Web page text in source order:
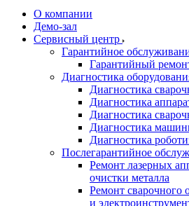
О компании
Демо-зал
Сервисный центр
Гарантийное
Гарантийный
Диагностика
Диагностика
Диагностика
Диагностика
Диагностика
Диагностика
Послегарантийное
Ремонт лазерных
очистки металла
Ремонт сварочного
и